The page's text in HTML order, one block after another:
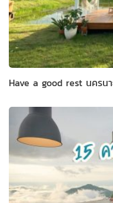
Have a good rest นครน